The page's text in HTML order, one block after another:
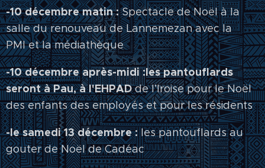
-10 décembre matin :Spectacle de Noël à la
salle du renouveau de Lannemezan avec la
PMI et la médiathèque
-10 décembre après-midi :les pantouflards
seront à Pau, à l'EHPADde l’Iroise pour le Noël
des enfants des employés et pour les résidents
-le samedi 13 décembre :les pantouflards au
gouter de Noël de Cadéac